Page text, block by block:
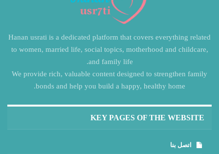
Hanan usrati is a dedicated platform that covers everything related
to women, married life, social topics, motherhood and childcare,
and family life.
We provide rich, valuable content designed to strengthen family
bonds and help you build a happy, healthy home.
KEY PAGES OF THE WEBSITE
اتصل بنا